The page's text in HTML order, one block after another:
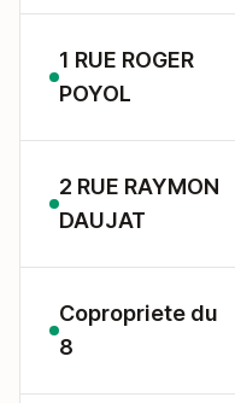
1 RUE ROGER
POYOL
2 RUE RAYMON
DAUJAT
Copropriete du
8